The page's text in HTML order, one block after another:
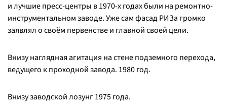
и лучшие пресс-центры в 1970-х годах были на ремонтно-
инструментальном заводе. Уже сам фасад РИЗа громко
заявлял о своём первенстве и главной своей цели.
Внизу наглядная агитация на стене подземного перехода,
ведущего к проходной завода. 1980 год.
Внизу заводской лозунг 1975 года.